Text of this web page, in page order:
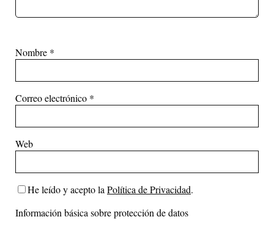
Nombre *
Correo electrónico *
Web
He leído y acepto laPolítica de Privacidad.
Información básica sobre protección de datos